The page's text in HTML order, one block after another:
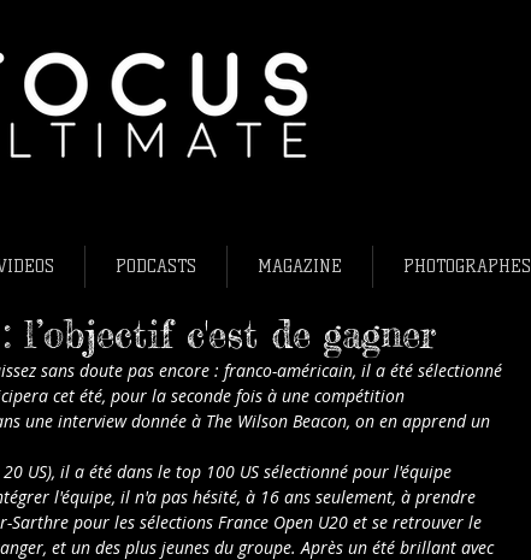
PODCASTS MAGAZINE PHOTOGRAPHES
l’objectif c'est de gagner
sans doute pas encore : franco-américain, il a été sélectionné
cet été, pour la seconde fois à une compétition
une interview donnée à The Wilson Beacon, on en apprend un
US), il a été dans le top 100 US sélectionné pour l'équipe
l'équipe, il n'a pas hésité, à 16 ans seulement, à prendre
Sarthre pour les sélections France Open U20 et se retrouver le
et un des plus jeunes du groupe. Après un été brillant avec